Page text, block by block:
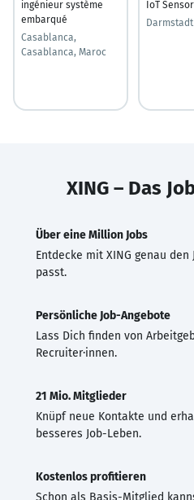
ingénieur système
embarqué
Casablanca,
Casablanca, Maroc
IoT
Darmstadt
XING – Das
Über eine Million Jobs
Entdecke mit XING genau
passt.
Persönliche Job-Angebote
Lass Dich finden von
Recruiter·innen.
21 Mio. Mitglieder
Knüpf neue Kontakte und
besseres Job-Leben.
Kostenlos profitieren
Schon als Basis-Mitglied